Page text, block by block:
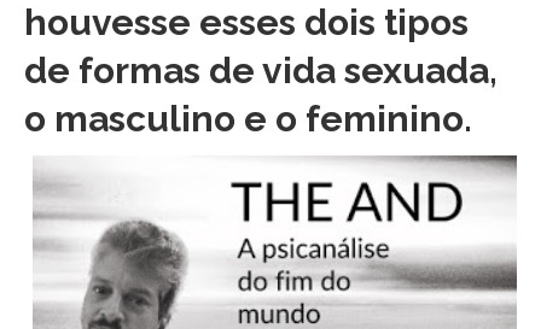
houvesse esses dois tipos
de formas de vida sexuada,
o masculino e o feminino.